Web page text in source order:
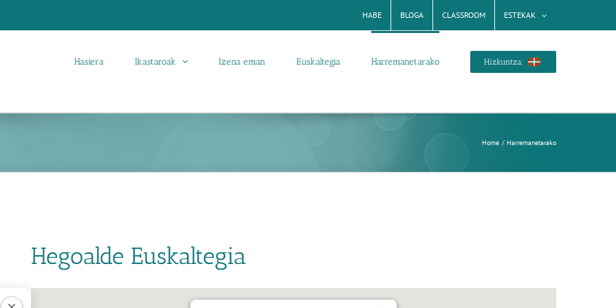
HABE BLOGA CLASSROOM ESTEKAK
Hasiera Ikastaroak Izena eman Euskaltegia Harremanetarako Hizkuntza:
Home Harremanetarako
Hegoalde Euskaltegia